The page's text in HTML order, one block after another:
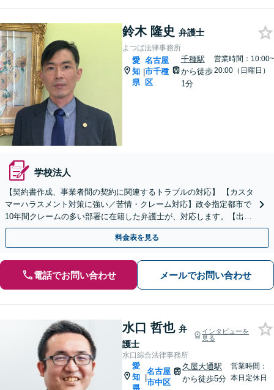
鈴木 隆史 弁護士
よつば法律事務所
愛
知
県
|
名古屋
市千種
区
千種駅
から徒歩
1分
営業時間：10:00~
20:00（日曜日）
学校法人
【契約書作成、事業者間の契約に関連するトラブルの対応】 【カスタ
マーハラスメント対策に強い／苦情・クレーム対応】政令指定都市で
10年間クレームの多い部署に在籍した弁護士が、対応します。【出張
相談・WEB面談対応】【休日・夜間相談可】
料金表を見る
電話でお問い合わせ メールでお問い合わせ
水口 哲也 弁
護士
インタビューを
見る
水口綜合法律事務所
愛
知
県
|
名古屋
市中区
久屋大通駅
から徒歩5分
営業時間：
本日定休日